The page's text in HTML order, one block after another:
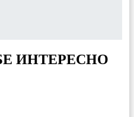
ИНТЕРЕСНО